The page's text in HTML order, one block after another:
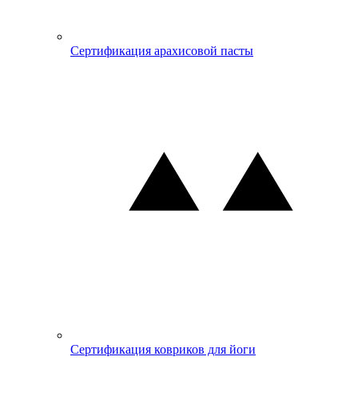
Сертификация арахисовой пасты
Сертификация ковриков для йоги